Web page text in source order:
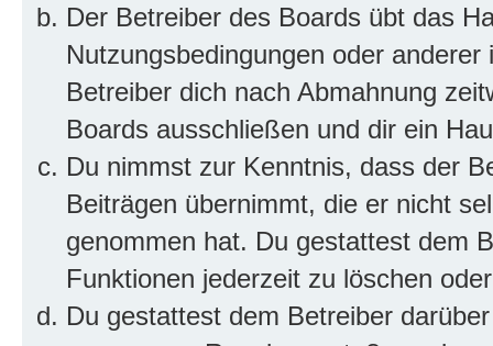
Der Betreiber des Boards übt das
Nutzungsbedingungen oder
Betreiber dich nach Abmahnung
Boards ausschließen und dir ein
Du nimmst zur Kenntnis, dass der
Beiträgen übernimmt, die er nicht
genommen hat. Du gestattest dem
Funktionen jederzeit zu löschen
Du gestattest dem Betreiber